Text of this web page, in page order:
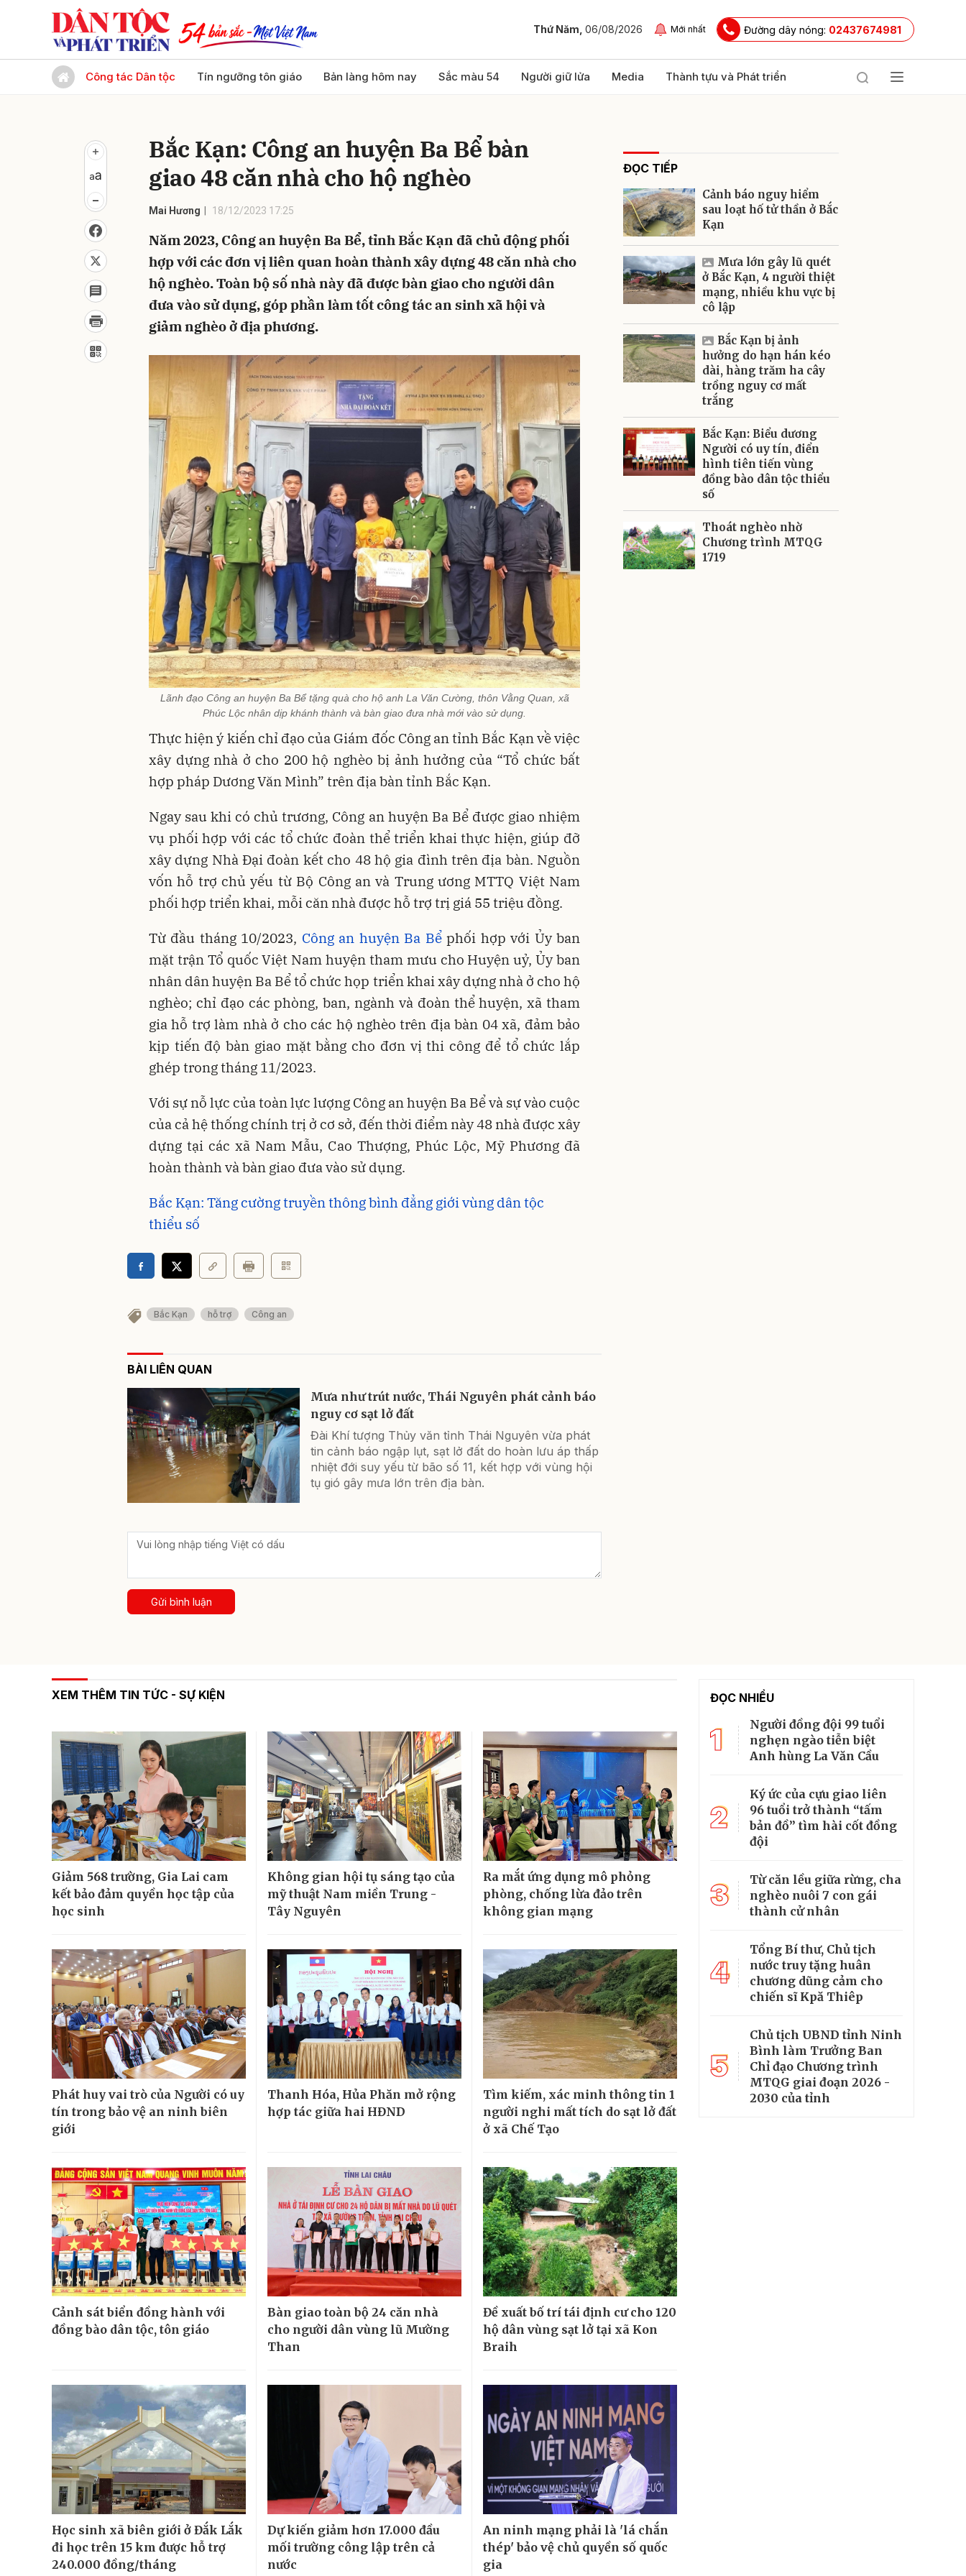
Thứ Năm, 06/08/2026 Mới nhất Đường dây nóng: 02437674981
Công tác Dân tộc Tín ngưỡng tôn giáo Bản làng hôm nay Sắc màu 54 Người giữ lửa Media Thành tựu và Phát triển
Bắc Kạn: Công an huyện Ba Bể bàn
giao 48 căn nhà cho hộ nghèo
Mai Hương 18/12/2023 17:25
Năm 2023, Công an huyện Ba Bể, tỉnh Bắc Kạn đã chủ động phối
hợp với các đơn vị liên quan hoàn thành xây dựng 48 căn nhà cho
hộ nghèo. Toàn bộ số nhà này đã được bàn giao cho người dân
đưa vào sử dụng, góp phần làm tốt công tác an sinh xã hội và
giảm nghèo ở địa phương.
Lãnh đạo Công an huyện Ba Bể tặng quà cho hộ anh La Văn Cường, thôn Vằng Quan, xã
Phúc Lộc nhân dịp khánh thành và bàn giao đưa nhà mới vào sử dụng.
Thực hiện ý kiến chỉ đạo của Giám đốc Công an tỉnh Bắc Kạn về việc
xây dựng nhà ở cho 200 hộ nghèo bị ảnh hưởng của “Tổ chức bất
hợp pháp Dương Văn Mình” trên địa bàn tỉnh Bắc Kạn.
Ngay sau khi có chủ trương, Công an huyện Ba Bể được giao nhiệm
vụ phối hợp với các tổ chức đoàn thể triển khai thực hiện, giúp đỡ
xây dựng Nhà Đại đoàn kết cho 48 hộ gia đình trên địa bàn. Nguồn
vốn hỗ trợ chủ yếu từ Bộ Công an và Trung ương MTTQ Việt Nam
phối hợp triển khai, mỗi căn nhà được hỗ trợ trị giá 55 triệu đồng.
Từ đầu tháng 10/2023, Công an huyện Ba Bểphối hợp với Ủy ban
mặt trận Tổ quốc Việt Nam huyện tham mưu cho Huyện uỷ, Ủy ban
nhân dân huyện Ba Bể tổ chức họp triển khai xây dựng nhà ở cho hộ
nghèo; chỉ đạo các phòng, ban, ngành và đoàn thể huyện, xã tham
gia hỗ trợ làm nhà ở cho các hộ nghèo trên địa bàn 04 xã, đảm bảo
kịp tiến độ bàn giao mặt bằng cho đơn vị thi công để tổ chức lắp
ghép trong tháng 11/2023.
Với sự nỗ lực của toàn lực lượng Công an huyện Ba Bể và sự vào cuộc
của cả hệ thống chính trị ở cơ sở, đến thời điểm này 48 nhà được xây
dựng tại các xã Nam Mẫu, Cao Thượng, Phúc Lộc, Mỹ Phương đã
hoàn thành và bàn giao đưa vào sử dụng.
Bắc Kạn: Tăng cường truyền thông bình đẳng giới vùng dân tộc
thiểu số
Bắc Kạn hỗ trợ Công an
BÀI LIÊN QUAN
Mưa như trút nước, Thái Nguyên phát cảnh báo
nguy cơ sạt lở đất
Đài Khí tượng Thủy văn tỉnh Thái Nguyên vừa phát
tin cảnh báo ngập lụt, sạt lở đất do hoàn lưu áp thấp
nhiệt đới suy yếu từ bão số 11, kết hợp với vùng hội
tụ gió gây mưa lớn trên địa bàn.
Gửi bình luận
ĐỌC TIẾP
Cảnh báo nguy hiểm
sau loạt hố tử thần ở Bắc
Kạn
Mưa lớn gây lũ quét
ở Bắc Kạn, 4 người thiệt
mạng, nhiều khu vực bị
cô lập
Bắc Kạn bị ảnh
hưởng do hạn hán kéo
dài, hàng trăm ha cây
trồng nguy cơ mất
trắng
Bắc Kạn: Biểu dương
Người có uy tín, điển
hình tiên tiến vùng
đồng bào dân tộc thiểu
số
Thoát nghèo nhờ
Chương trình MTQG
1719
XEM THÊM TIN TỨC - SỰ KIỆN
Giảm 568 trường, Gia Lai cam
kết bảo đảm quyền học tập của
học sinh
Không gian hội tụ sáng tạo của
mỹ thuật Nam miền Trung -
Tây Nguyên
Ra mắt ứng dụng mô phỏng
phòng, chống lừa đảo trên
không gian mạng
Phát huy vai trò của Người có uy
tín trong bảo vệ an ninh biên
giới
Thanh Hóa, Hủa Phăn mở rộng
hợp tác giữa hai HĐND
Tìm kiếm, xác minh thông tin 1
người nghi mất tích do sạt lở đất
ở xã Chế Tạo
Cảnh sát biển đồng hành với
đồng bào dân tộc, tôn giáo
Bàn giao toàn bộ 24 căn nhà
cho người dân vùng lũ Mường
Than
Đề xuất bố trí tái định cư cho 120
hộ dân vùng sạt lở tại xã Kon
Braih
Học sinh xã biên giới ở Đắk Lắk
đi học trên 15 km được hỗ trợ
240.000 đồng/tháng
Dự kiến giảm hơn 17.000 đầu
mối trường công lập trên cả
nước
An ninh mạng phải là 'lá chắn
thép' bảo vệ chủ quyền số quốc
gia
ĐỌC NHIỀU
1
Người đồng đội 99 tuổi
nghẹn ngào tiễn biệt
Anh hùng La Văn Cầu
2
Ký ức của cựu giao liên
96 tuổi trở thành “tấm
bản đồ” tìm hài cốt đồng
đội
3
Từ căn lều giữa rừng, cha
nghèo nuôi 7 con gái
thành cử nhân
4
Tổng Bí thư, Chủ tịch
nước truy tặng huân
chương dũng cảm cho
chiến sĩ Kpă Thiêp
5
Chủ tịch UBND tỉnh Ninh
Bình làm Trưởng Ban
Chỉ đạo Chương trình
MTQG giai đoạn 2026 -
2030 của tỉnh
Gửi bình luận
Hủy Gửi